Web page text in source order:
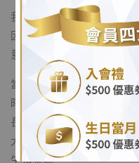
我們常常以為，壓力大、
因為工作太累或自己不夠
意間吃進去的塑膠，在擾
當超過 70 度的熱湯、熱
時，釋放出的塑化劑會悄
長得太像我們體內的荷爾
大亂，導致我們的新陳代
生殖系統。